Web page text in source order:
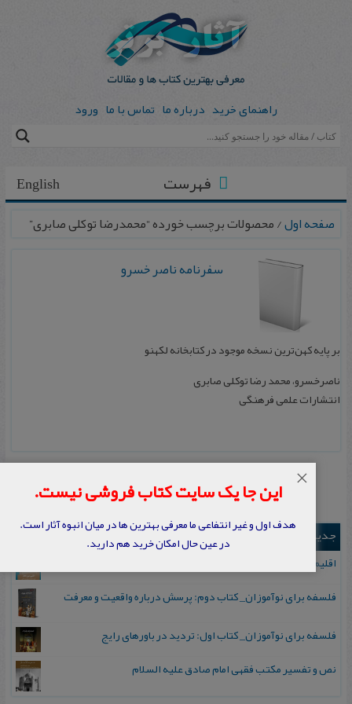
راهنمای خرید درباره ما تماس با ما ورود
English فهرست
صفحه اول/ محصولات برچسب خورده “محمدرضا توکلی صابری”
سفرنامه ناصر خسرو
بر پایه کهن‌ترین نسخه موجود در کتابخانه لکهنو
ناصرخسرو، محمد رضا توکلی صابری
انتشارات علمی فرهنگی
جدیدترین ها
اقلیم مورخان؛ مهارت‌های تاریخ ورزی علمی
فلسفه برای نوآموزان_ کتاب دوم: پرسش درباره واقعیت و معرفت
فلسفه برای نوآموزان_ کتاب اول: تردید در باورهای رایج
نص و تفسیر مکتب فقهی امام صادق علیه السلام
این جا یک سایت کتاب فروشی نیست.
هدف اول و غیر انتفاعی ما معرفی بهترین ها در میان انبوه آثار است.
در عین حال امکان خرید هم دارید.
×